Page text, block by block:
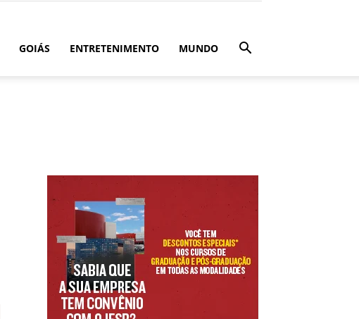
GOIÁS ENTRETENIMENTO MUNDO